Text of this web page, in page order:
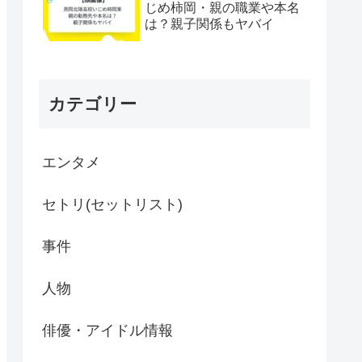
じめ柿岡・親の職業や本名
は？親子関係もヤバイ
カテゴリー
エンタメ
セトリ(セットリスト)
事件
人物
俳優・アイドル情報